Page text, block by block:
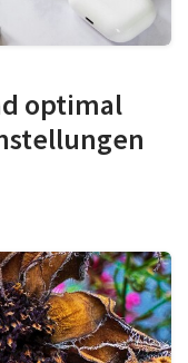
optimal